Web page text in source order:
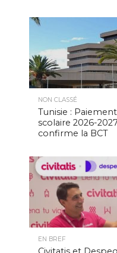
NON CLASSÉ
Tunisie :
scolaire 2026-
confirme la BCT
EN BREF